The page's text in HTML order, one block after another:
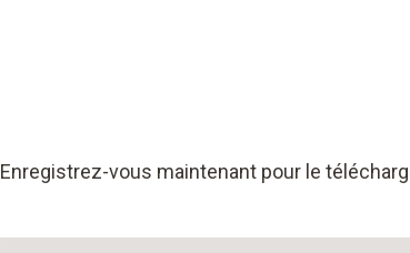
Enregistrez-vous maintenant pour le